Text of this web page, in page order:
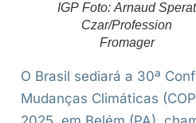
IGP Foto: Arnaud Sperat
Czar/Profession
Fromager
O Brasil sediará a 30ª
Mudanças Climáticas